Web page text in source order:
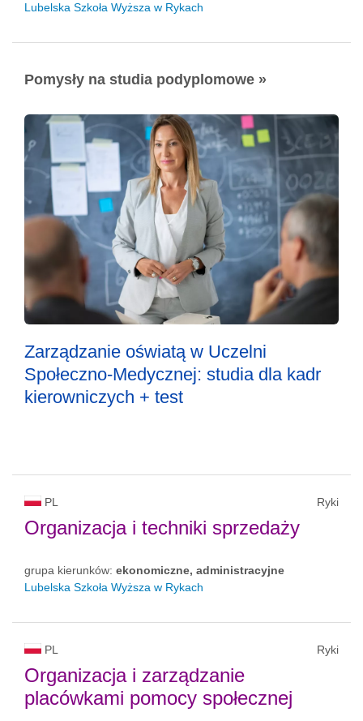
Lubelska Szkoła Wyższa w Rykach
Pomysły na studia podyplomowe »
Zarządzanie oświatą w Uczelni
Społeczno-Medycznej: studia dla kadr
kierowniczych + test
PL Ryki
Organizacja i techniki sprzedaży
grupa kierunków: ekonomiczne, administracyjne
Lubelska Szkoła Wyższa w Rykach
PL Ryki
Organizacja i zarządzanie
placówkami pomocy społecznej